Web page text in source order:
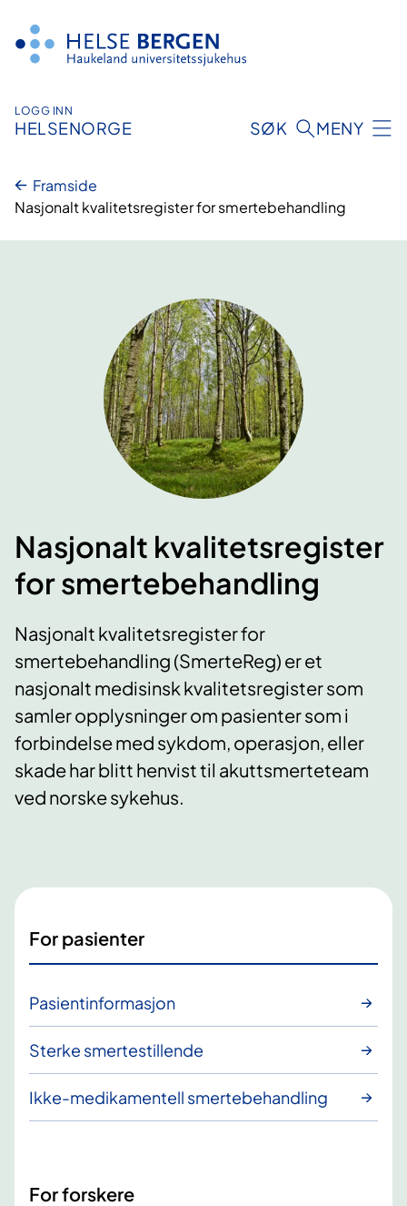
innhald
LOGG INN
HELSENORGE SØK MENY
Framside
Nasjonalt kvalitetsregister for smertebehandling
Nasjonalt kvalitetsregister
for smertebehandling
Nasjonalt kvalitetsregister for
smertebehandling (SmerteReg) er et
nasjonalt medisinsk kvalitetsregister som
samler opplysninger om pasienter som i
forbindelse med sykdom, operasjon, eller
skade har blitt henvist til akuttsmerteteam
ved norske sykehus.
For pasienter
Pasientinformasjon
Sterke smertestillende
Ikke-medikamentell smertebehandling
For forskere